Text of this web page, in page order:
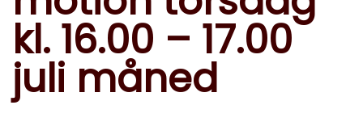
kl. 16.00 – 17.00
juli måned